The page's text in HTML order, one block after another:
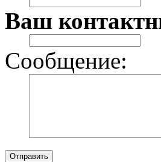
Ваш
Сообщение:
Отправить